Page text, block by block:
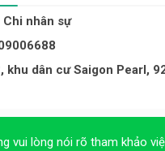
Chi nhân sự
khu dân cư Saigon Pearl,
vui lòng nói rõ tham khảo